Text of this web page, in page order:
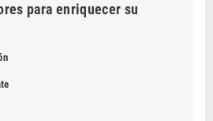
para enriquecer su